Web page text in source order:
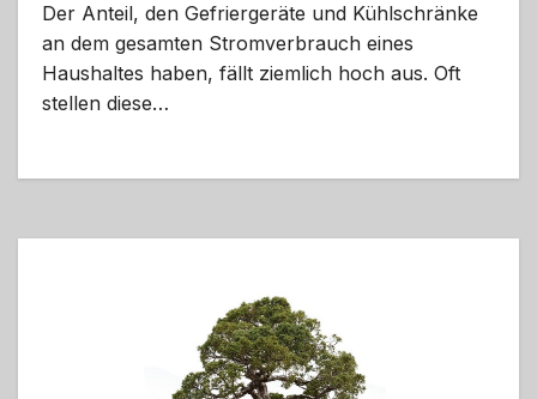
Der Anteil, den Gefriergeräte und Kühlschränke
an dem gesamten Stromverbrauch eines
Haushaltes haben, fällt ziemlich hoch aus. Oft
stellen diese…